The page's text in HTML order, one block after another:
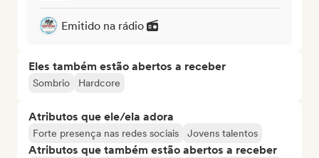
Emitido na rádio
Eles também estão abertos a receber
Sombrio Hardcore
Atributos que ele/ela adora
Forte presença nas redes sociais Jovens talentos
Atributos que também estão abertos a receber